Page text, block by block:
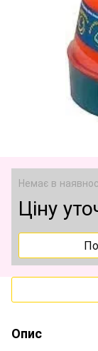
Немає в
Ціну
Опис